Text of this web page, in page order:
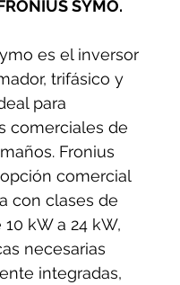
SYMO.
es el inversor
trifásico y
para
comerciales de
Fronius
comercial
con clases de
kW a 24 kW,
necesarias
integradas,